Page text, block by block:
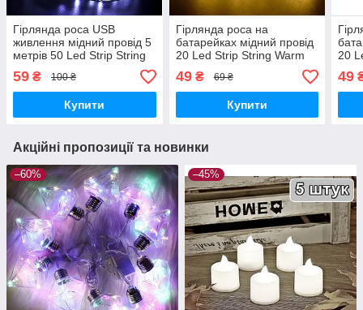
Гірлянда роса USB
живлення мідний провід 5
метрів 50 Led Strip String
Cool White
59 ₴ 100 ₴
Купити
Гірлянда роса на
батарейках мідний провід
20 Led Strip String Warm
White
49₴ 69 ₴
Купити
20
49
Акційні пропозиції та новинки
–60% –45%